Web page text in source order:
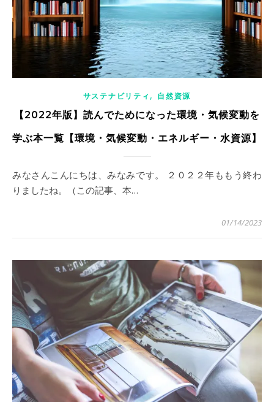
サステナビリティ , 自然資源
【2022年版】読んでためになった環境・気候変動を
学ぶ本一覧【環境・気候変動・エネルギー・水資源】
みなさんこんにちは、みなみです。 ２０２２年ももう終わ
りましたね。（この記事、本…
01/14/2023